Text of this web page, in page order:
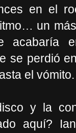
en el
un
acabaría
se perdió
el
y la
aquí?